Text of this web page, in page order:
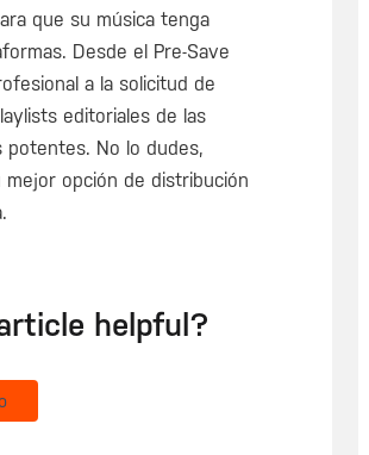
que su música tenga
Desde el Pre-Save
a la solicitud de
editoriales de las
potentes. No lo dudes,
mejor opción de distribución
helpful?